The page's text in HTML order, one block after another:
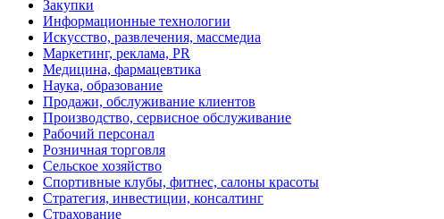
Закупки
Информационные технологии
Искусство, развлечения, массмедиа
Маркетинг, реклама, PR
Медицина, фармацевтика
Наука, образование
Продажи, обслуживание клиентов
Производство, сервисное обслуживание
Рабочий персонал
Розничная торговля
Сельское хозяйство
Спортивные клубы, фитнес, салоны красоты
Стратегия, инвестиции, консалтинг
Страхование